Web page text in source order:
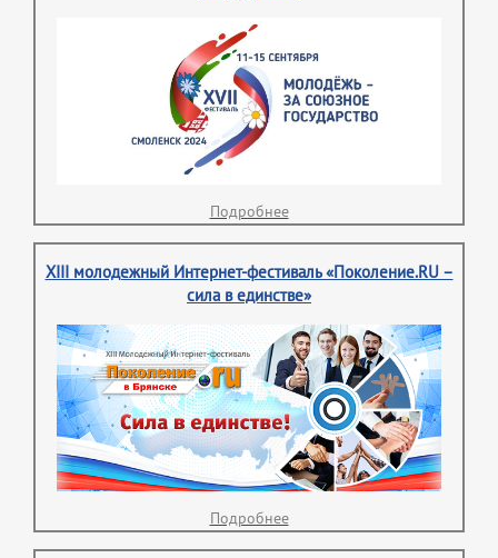
Подробнее
XIII молодежный Интернет-фестиваль «Поколение.RU –
сила в единстве»
Подробнее